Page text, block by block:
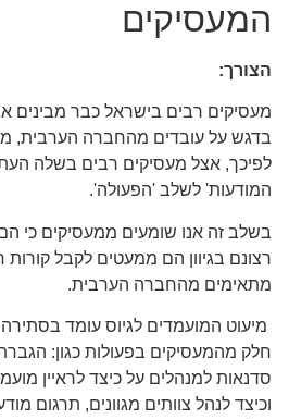
המעסיקים
הצורך:
מעסיקים רבים בישראל כבר מבינים
בדגש על עובדים מהחברה הערבית,
לפיכך, אצל מעסיקים רבים בשלה
המודעות' לשלב 'הפעולה'.
בשלב זה אנו שומעים ממעסיקים כי
רצונם בגיוון הם ממעטים לקבל
מתאימים מהחברה הערבית.
מיעוט המועמדים לגיוס עומד
חלק מהמעסיקים בפעולות כגון: הגברת
סדנאות למנהלים על כיצד לראיין
וכיצד לנהל צוותים מגוונים, תרגום